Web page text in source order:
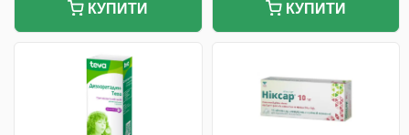
КУПИТИ КУПИТИ